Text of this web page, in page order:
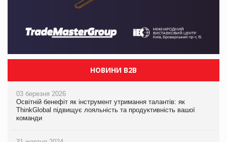
НОВИНИ B2B
03 березня 2026
Освітній бенефіт як інструмент утримання талантів: як
ThinkGlobal підвищує лояльність та продуктивність вашої
команди